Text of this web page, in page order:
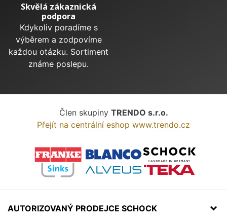
Skvělá zákaznická
podpora
Kdykoliv poradíme s
výběrem a zodpovíme
každou otázku. Sortiment
známe poslepu.
Člen skupiny TRENDO s.r.o.
Přejít na centrální eshop www.trendo.cz
AUTORIZOVANÝ PRODEJCE SCHOCK